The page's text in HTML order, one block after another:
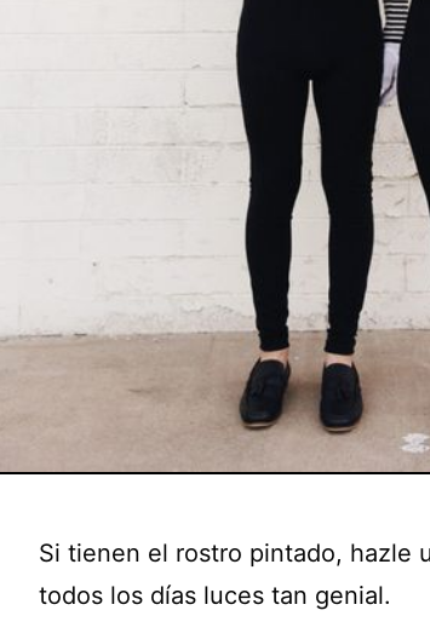
Si tienen el rostro pintado, hazle
todos los días luces tan genial.